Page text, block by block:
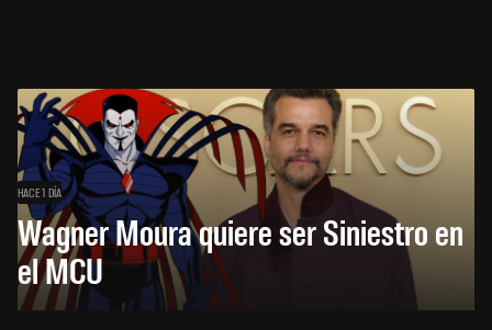
HACE 1 DÍA
Wagner Moura quiere ser Siniestro en
el MCU